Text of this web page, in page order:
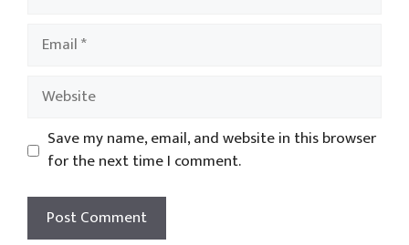
Email
Website
Save my name, email, and website in this browser
for the next time I comment.